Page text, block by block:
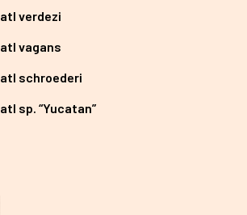
verdezi
vagans
schroederi
sp. “Yucatan”